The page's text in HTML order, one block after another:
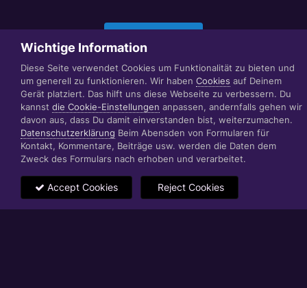
Datenschutzerklärung Impressum
© 1999 - 2022 RÄBIGER IT|WEB|VIDEO|CONSULTING
www.raebiger.pro
Powered by Invision Community
Wichtige Information
Diese Seite verwendet Cookies um Funktionalität zu bieten und
um generell zu funktionieren. Wir haben Cookies auf Deinem
Gerät platziert. Das hilft uns diese Webseite zu verbessern. Du
kannst die Cookie-Einstellungen anpassen, andernfalls gehen wir
davon aus, dass Du damit einverstanden bist, weiterzumachen.
Datenschutzerklärung Beim Abensden von Formularen für
Kontakt, Kommentare, Beiträge usw. werden die Daten dem
Zweck des Formulars nach erhoben und verarbeitet.
Accept Cookies Reject Cookies